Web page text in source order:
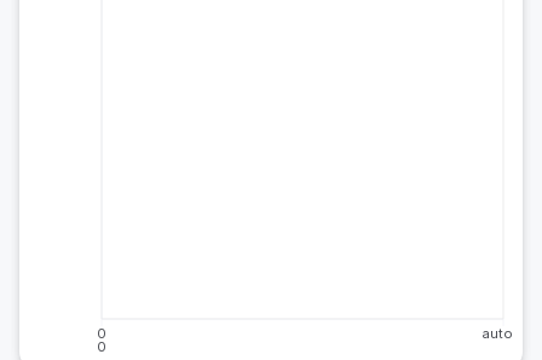
0
0
auto